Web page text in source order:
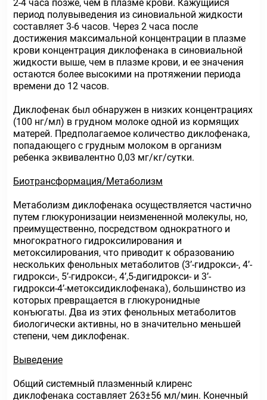
2-4 часа позже, чем в плазме крови. Кажущийся
период полувыведения из синовиальной жидкости
составляет 3-6 часов. Через 2 часа после
достижения максимальной концентрации в плазме
крови концентрация диклофенака в синовиальной
жидкости выше, чем в плазме крови, и ее значения
остаются более высокими на протяжении периода
времени до 12 часов.
Диклофенак был обнаружен в низких концентрациях
(100 нг/мл) в грудном молоке одной из кормящих
матерей. Предполагаемое количество диклофенака,
попадающего с грудным молоком в организм
ребенка эквивалентно 0,03 мг/кг/сутки.
Биотрансформация/Метаболизм
Метаболизм диклофенака осуществляется частично
путем глюкуронизации неизмененной молекулы, но,
преимущественно, посредством однократного и
многократного гидроксилирования и
метоксилирования, что приводит к образованию
нескольких фенольных метаболитов (3’-гидрокси-, 4’-
гидрокси-, 5’-гидрокси-, 4’,5-дигидрокси- и 3’-
гидрокси-4’-метоксидиклофенака), большинство из
которых превращается в глюкуронидные
конъюгаты. Два из этих фенольных метаболитов
биологически активны, но в значительно меньшей
степени, чем диклофенак.
Выведение
Общий системный плазменный клиренс
диклофенака составляет 263±56 мл/мин. Конечный